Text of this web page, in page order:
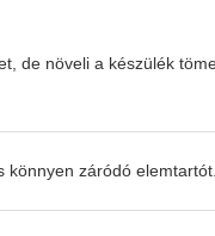
de növeli a készülék
záródó elemtartót.